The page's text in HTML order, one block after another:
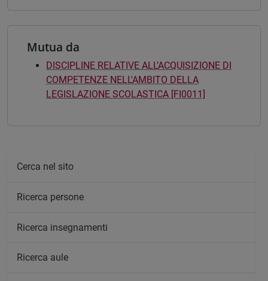
Mutua da
DISCIPLINE RELATIVE ALL’ACQUISIZIONE DI
COMPETENZE NELL'AMBITO DELLA
LEGISLAZIONE SCOLASTICA [FI0011]
Cerca nel sito
Ricerca persone
Ricerca insegnamenti
Ricerca aule